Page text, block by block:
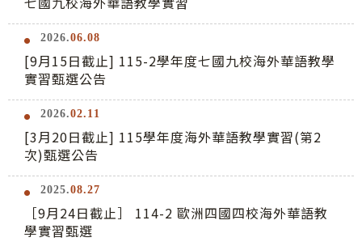
2026.06.08
[9月15日截止] 115-2學年度七國九校海外華語教學
實習甄選公告
2026.02.11
[3月20日截止] 115學年度海外華語教學實習(第2
次)甄選公告
2025.08.27
［9月24日截止］ 114-2 歐洲四國四校海外華語教
學實習甄選